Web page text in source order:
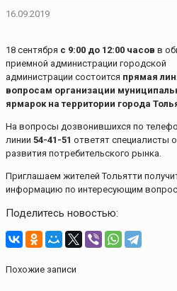
16.09.2019
18 сентября с 9:00 до 12:00 часов в
приемной администрации городской
администрации состоится прямая
вопросам организации
ярмарок на территории города
На вопросы дозвонившихся по
линии 54-41-51 ответят специалисты
развития потребительского рынка.
Приглашаем жителей Тольятти
информацию по интересующим
Поделитесь новостью:
Похожие записи